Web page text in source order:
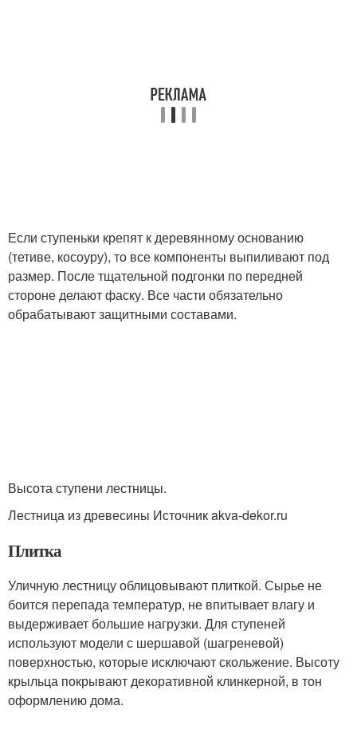
Если ступеньки крепят к деревянному основанию
(тетиве, косоуру), то все компоненты выпиливают под
размер. После тщательной подгонки по передней
стороне делают фаску. Все части обязательно
обрабатывают защитными составами.
Высота ступени лестницы.
Лестница из древесины Источник akva-dekor.ru
Плитка
Уличную лестницу облицовывают плиткой. Сырье не
боится перепада температур, не впитывает влагу и
выдерживает большие нагрузки. Для ступеней
используют модели с шершавой (шагреневой)
поверхностью, которые исключают скольжение. Высоту
крыльца покрывают декоративной клинкерной, в тон
оформлению дома.